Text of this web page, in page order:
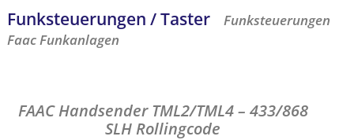
Funk­steuerungen / Taster
Funksteuerungen
Faac Funkanlagen
FAAC Handsender TML2/TML4 – 433/868
SLH Rollingcode